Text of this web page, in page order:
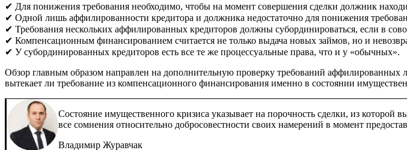
✔ Для понижения требования необходимо, чтобы на момент совершения сделки должник
✔ Одной лишь аффилированности кредитора и должника недостаточно для понижения
✔ Требования нескольких аффилированных кредиторов должны субординироваться, если в
✔ Компенсационным финансированием считается не только выдача новых займов, но и
✔ У субординированных кредиторов есть все те же процессуальные права, что и у «обычных».
Обзор главным образом направлен на дополнительную проверку требований
вытекает ли требование из компенсационного финансирования именно в состоянии
Состояние имущественного кризиса указывает на порочность сделки, из
все сомнения относительно добросовестности своих намерений в момент
Владимир Журавчак